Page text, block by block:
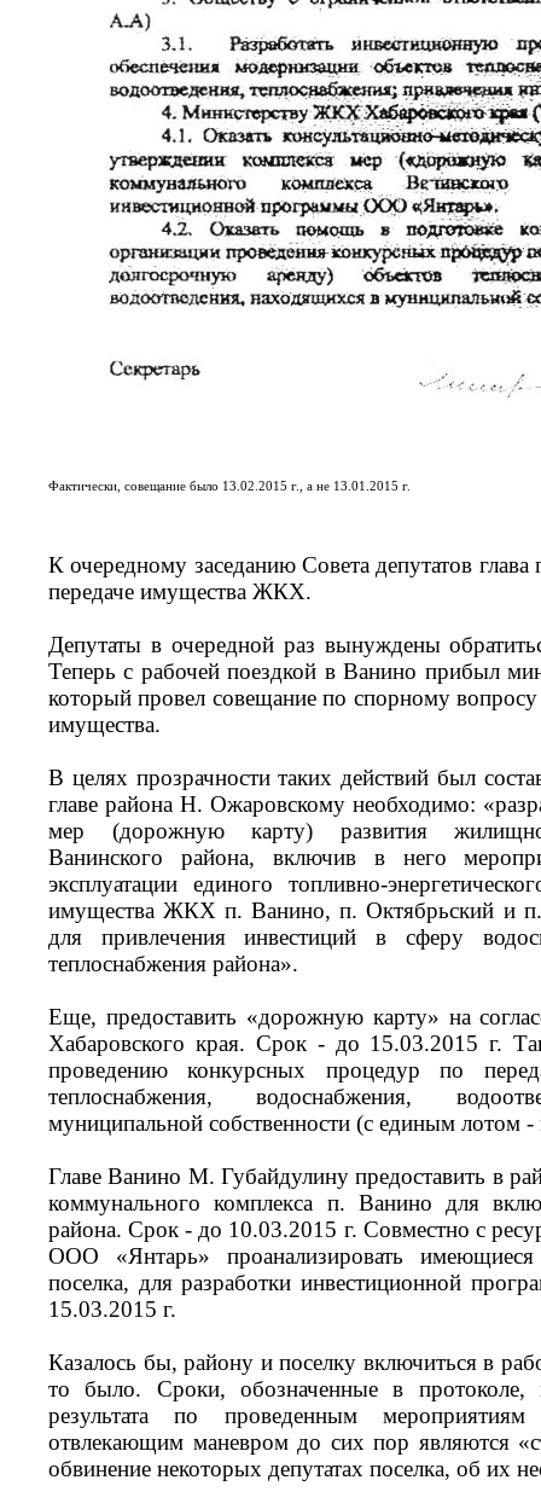
Фактически, совещание было 13.02.2015 г., а не 13.01.2015 г.
К очередному заседанию Совета депутатов глава
передаче имущества ЖКХ.
Депутаты в очередной раз вынуждены
Теперь с рабочей поездкой в Ванино прибыл
который провел совещание по спорному
имущества.
В целях прозрачности таких действий был
главе района Н. Ожаровскому необходимо:
мер (дорожную карту) развития жилищно-
Ванинского района, включив в него
эксплуатации единого топливно-
имущества ЖКХ п. Ванино, п. Октябрьский и
для привлечения инвестиций в сферу
теплоснабжения района».
Еще, предоставить «дорожную карту» на
Хабаровского края. Срок - до 15.03.2015 г.
проведению конкурсных процедур по
теплоснабжения, водоснабжения,
муниципальной собственности (с единым лотом
Главе Ванино М. Губайдулину предоставить в
коммунального комплекса п. Ванино для
района. Срок - до 10.03.2015 г. Совместно с
ООО «Янтарь» проанализировать имеющиеся
поселка, для разработки инвестиционной
15.03.2015 г.
Казалось бы, району и поселку включиться в
то было. Сроки, обозначенные в
результата по проведенным
отвлекающим маневром до сих пор являются
обвинение некоторых депутатах поселка, об их